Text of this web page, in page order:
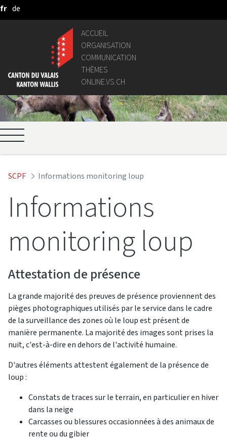
Saut au contenu principal
fr de
ACCUEIL
ORGANISATION
COMMUNICATION
THÈMES
ONLINE.VS.CH
SCPF Informations monitoring loup
Informations
monitoring loup
Attestation de présence
La grande majorité des preuves de présence proviennent des
pièges photographiques utilisés par le service dans le cadre
de la surveillance des zones où le loup est présent de
manière permanente. La majorité des images sont prises la
nuit, c'est-à-dire en dehors de l'activité humaine.
D'autres éléments attestent également de la présence de
loup :
Constats de traces sur le terrain, en particulier en hiver
dans la neige
Carcasses ou blessures occasionnées à des animaux de
rente ou du gibier